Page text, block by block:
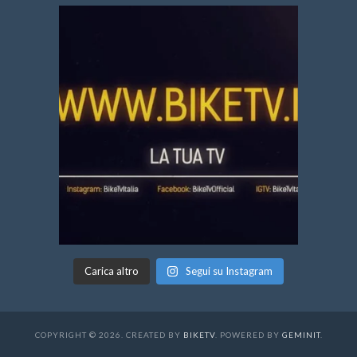
Carica altro Segui su Instagram
COPYRIGHT © 2026. CREATED BY BIKETV. POWERED BY GEMINIT.